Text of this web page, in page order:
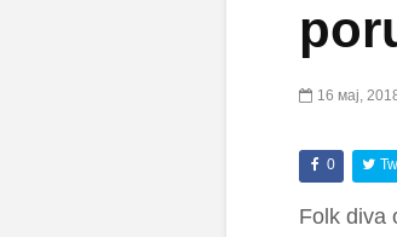
16 мај,
0
Folk diva